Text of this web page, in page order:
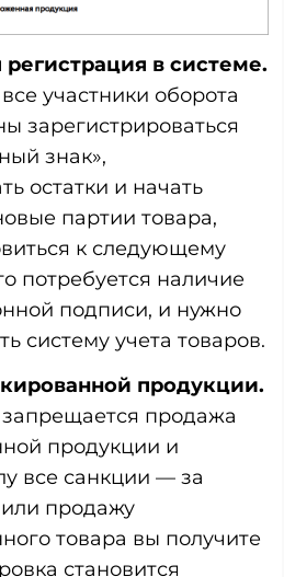
регистрация в системе.
участники оборота
зарегистрироваться
знак»,
остатки и начать
партии товара,
к следующему
потребуется наличие
подписи, и нужно
систему учета товаров.
продукции.
продажа
продукции и
все санкции — за
продажу
товара вы получите
становится